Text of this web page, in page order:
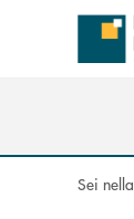
Salta al
Sei